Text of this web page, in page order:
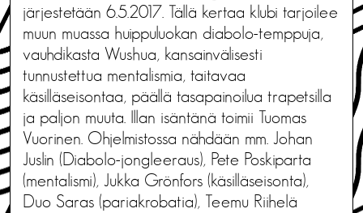
järjestetään 6.5.2017. Tällä kertaa klubi tarjoilee
muun muassa huippuluokan diabolo-temppuja,
vauhdikasta Wushua, kansainvälisesti
tunnustettua mentalismia, taitavaa
käsilläseisontaa, päällä tasapainoilua trapetsilla
ja paljon muuta. Illan isäntänä toimii Tuomas
Vuorinen. Ohjelmistossa nähdään mm. Johan
Juslin (Diabolo-jongleeraus), Pete Poskiparta
(mentalismi), Jukka Grönfors (käsilläseisonta),
Duo Saras (pariakrobatia), Teemu Riihelä